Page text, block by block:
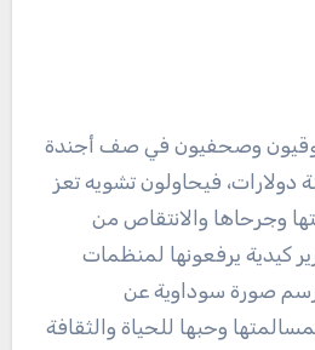
وصحفيون في صف أجندة
دولارات، فيحاولون تشويه تعز
وجرحاها والانتقاص من
كيدية يرفعونها لمنظمات
صورة سوداوية عن
وحبها للحياة والثقافة